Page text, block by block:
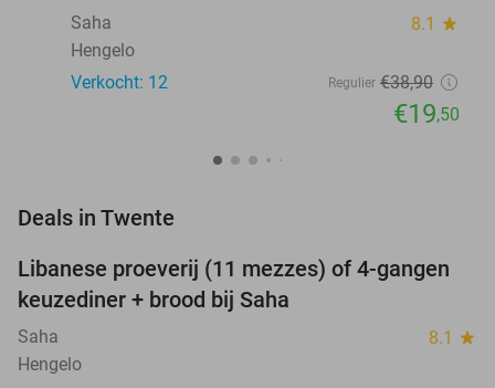
Saha
8.1 star
Hengelo
Verkocht: 12
Regulier €38,90
€19,50
Deals in Twente
50%
TODAY
Libanese proeverij (11 mezzes) of 4-gangen
keuzediner + brood bij Saha
Saha 8.1 star
Hengelo